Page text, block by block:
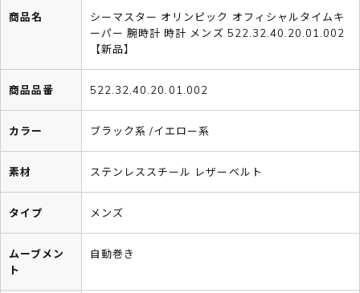
商品名
シーマスター オリンピック オフィシャルタイムキ
ーパー 腕時計 時計 メンズ 522.32.40.20.01.002
【新品】
商品品番 522.32.40.20.01.002
カラー ブラック系 /イエロー系
素材 ステンレススチール レザーベルト
タイプ メンズ
ムーブメン
ト
自動巻き